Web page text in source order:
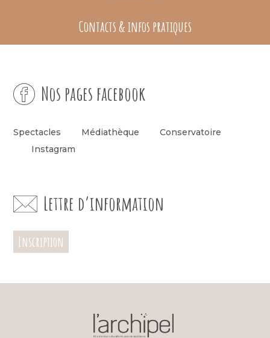
Contacts & infos pratiques
Nos pages facebook
Spectacles Médiathèque
Conservatoire
Instagram
Lettre d’information
Inscription